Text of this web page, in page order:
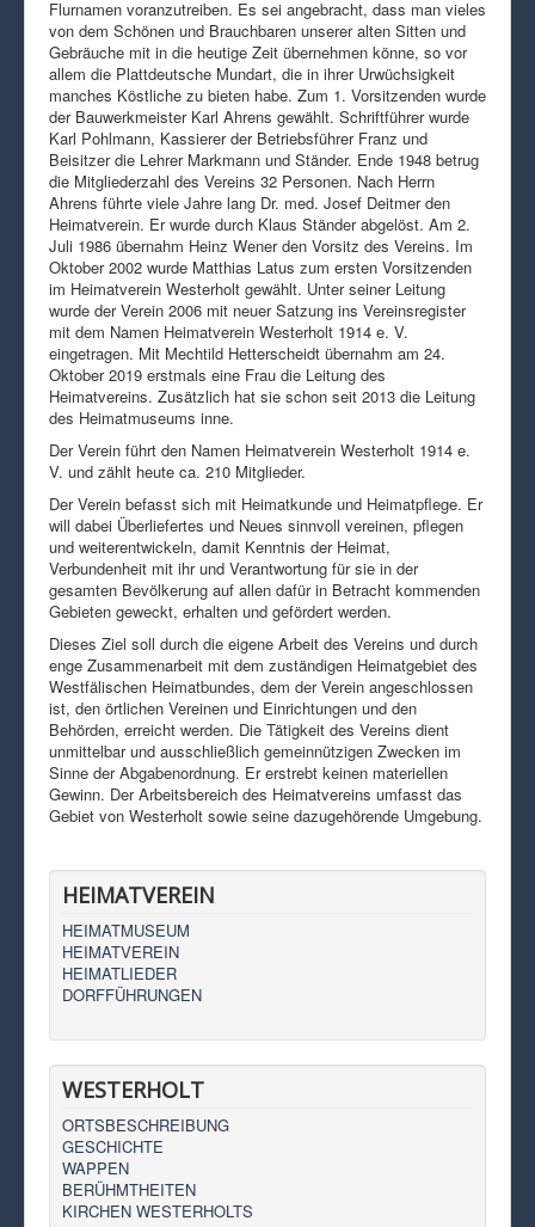
Flurnamen voranzutreiben. Es sei angebracht, dass man vieles
von dem Schönen und Brauchbaren unserer alten Sitten und
Gebräuche mit in die heutige Zeit übernehmen könne, so vor
allem die Plattdeutsche Mundart, die in ihrer Urwüchsigkeit
manches Köstliche zu bieten habe. Zum 1. Vorsitzenden wurde
der Bauwerkmeister Karl Ahrens gewählt. Schriftführer wurde
Karl Pohlmann, Kassierer der Betriebsführer Franz und
Beisitzer die Lehrer Markmann und Ständer. Ende 1948 betrug
die Mitgliederzahl des Vereins 32 Personen. Nach Herrn
Ahrens führte viele Jahre lang Dr. med. Josef Deitmer den
Heimatverein. Er wurde durch Klaus Ständer abgelöst. Am 2.
Juli 1986 übernahm Heinz Wener den Vorsitz des Vereins. Im
Oktober 2002 wurde Matthias Latus zum ersten Vorsitzenden
im Heimatverein Westerholt gewählt. Unter seiner Leitung
wurde der Verein 2006 mit neuer Satzung ins Vereinsregister
mit dem Namen Heimatverein Westerholt 1914 e. V.
eingetragen. Mit Mechtild Hetterscheidt übernahm am 24.
Oktober 2019 erstmals eine Frau die Leitung des
Heimatvereins. Zusätzlich hat sie schon seit 2013 die Leitung
des Heimatmuseums inne.
Der Verein führt den Namen Heimatverein Westerholt 1914 e.
V. und zählt heute ca. 210 Mitglieder.
Der Verein befasst sich mit Heimatkunde und Heimatpflege. Er
will dabei Überliefertes und Neues sinnvoll vereinen, pflegen
und weiterentwickeln, damit Kenntnis der Heimat,
Verbundenheit mit ihr und Verantwortung für sie in der
gesamten Bevölkerung auf allen dafür in Betracht kommenden
Gebieten geweckt, erhalten und gefördert werden.
Dieses Ziel soll durch die eigene Arbeit des Vereins und durch
enge Zusammenarbeit mit dem zuständigen Heimatgebiet des
Westfälischen Heimatbundes, dem der Verein angeschlossen
ist, den örtlichen Vereinen und Einrichtungen und den
Behörden, erreicht werden. Die Tätigkeit des Vereins dient
unmittelbar und ausschließlich gemeinnützigen Zwecken im
Sinne der Abgabenordnung. Er erstrebt keinen materiellen
Gewinn. Der Arbeitsbereich des Heimatvereins umfasst das
Gebiet von Westerholt sowie seine dazugehörende Umgebung.
HEIMATVEREIN
HEIMATMUSEUM
HEIMATVEREIN
HEIMATLIEDER
DORFFÜHRUNGEN
WESTERHOLT
ORTSBESCHREIBUNG
GESCHICHTE
WAPPEN
BERÜHMTHEITEN
KIRCHEN WESTERHOLTS